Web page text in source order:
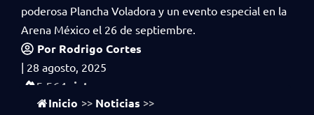
poderosa Plancha Voladora y un evento especial en la
Arena México el 26 de septiembre.
Por Rodrigo Cortes
| 28 agosto, 2025
5,564 vistas
Inicio >> Noticias >>